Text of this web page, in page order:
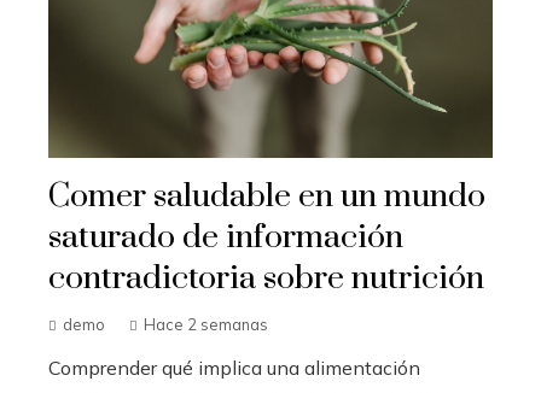
Comer saludable en un mundo
saturado de información
contradictoria sobre nutrición
demo Hace 2 semanas
Comprender qué implica una alimentación